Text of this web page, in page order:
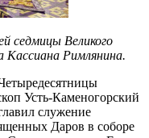
седмицы Великого
Римлянина.
Усть-Каменогорский
служение
Даров в соборе